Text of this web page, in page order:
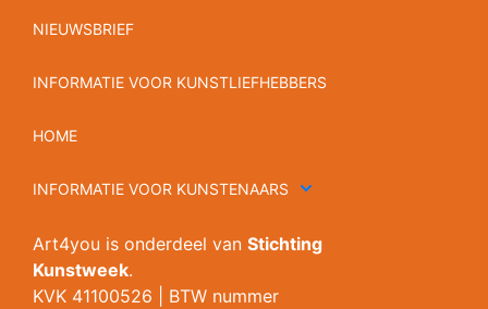
NIEUWSBRIEF
INFORMATIE VOOR KUNSTLIEFHEBBERS
HOME
INFORMATIE VOOR KUNSTENAARS
Art4you is onderdeel van Stichting
Kunstweek.
KVK 41100526 | BTW nummer